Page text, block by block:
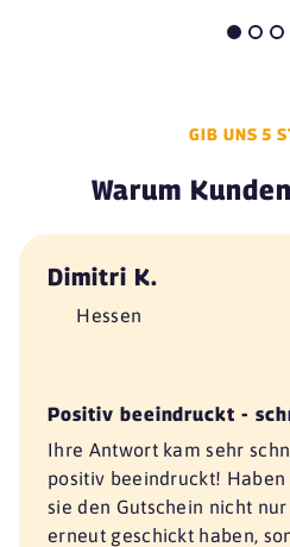
GIB UNS 5
Warum
Dimitri K.
Hessen
Positiv beeindruckt -
Ihre Antwort kam sehr
positiv beeindruckt! Haben
sie den Gutschein nicht
erneut geschickt haben,